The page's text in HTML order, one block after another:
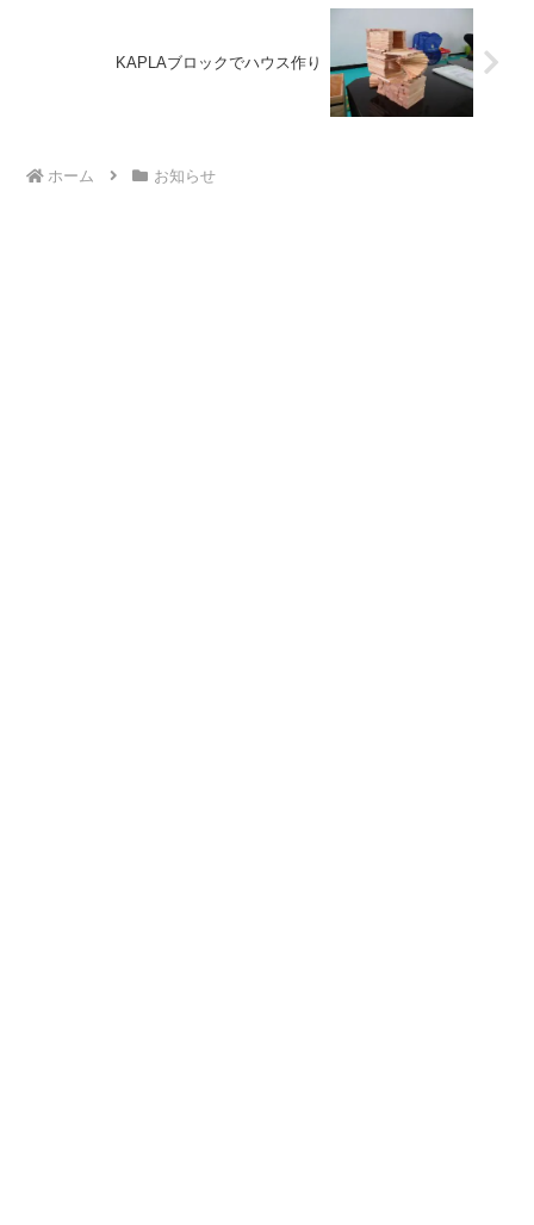
KAPLAブロックでハウス作り
ホーム お知らせ